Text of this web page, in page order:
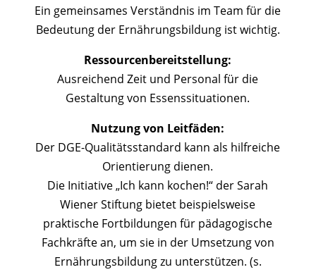
Ein gemeinsames Verständnis im Team für die
Bedeutung der Ernährungsbildung ist wichtig.
Ressourcenbereitstellung:
Ausreichend Zeit und Personal für die
Gestaltung von Essenssituationen.
Nutzung von Leitfäden:
Der DGE-Qualitätsstandard kann als hilfreiche
Orientierung dienen.
Die Initiative „Ich kann kochen!“ der Sarah
Wiener Stiftung bietet beispielsweise
praktische Fortbildungen für pädagogische
Fachkräfte an, um sie in der Umsetzung von
Ernährungsbildung zu unterstützen. (s.